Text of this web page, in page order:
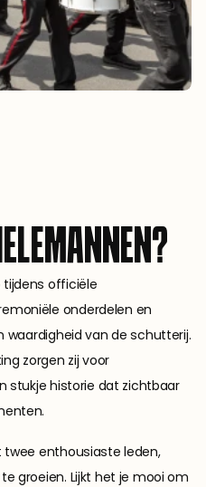
tijdens officiële
onderdelen en
waardigheid van de schutterij.
zorgen zij voor
stukje historie dat zichtbaar
enthousiaste leden,
groeien. Lijkt het je mooi om